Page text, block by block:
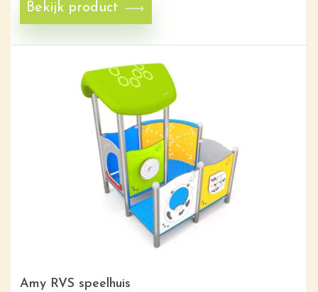
Bekijk product
Amy RVS speelhuis